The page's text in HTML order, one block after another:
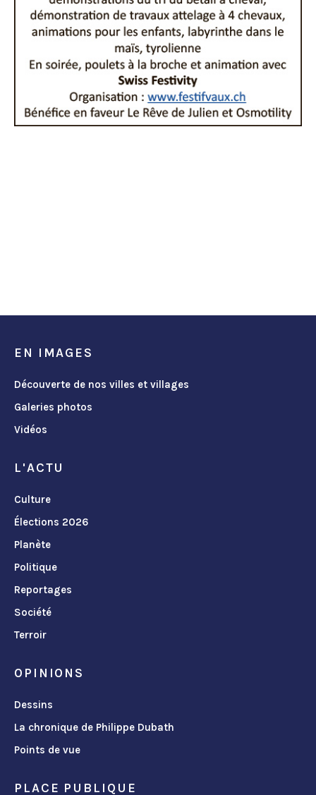
EN IMAGES
Découverte de nos villes et villages
Galeries photos
Vidéos
L'ACTU
Culture
Élections 2026
Planète
Politique
Reportages
Société
Terroir
OPINIONS
Dessins
La chronique de Philippe Dubath
Points de vue
PLACE PUBLIQUE